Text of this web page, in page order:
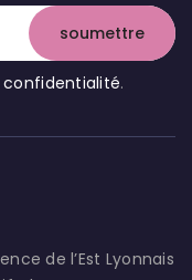
.
de l’Est Lyonnais